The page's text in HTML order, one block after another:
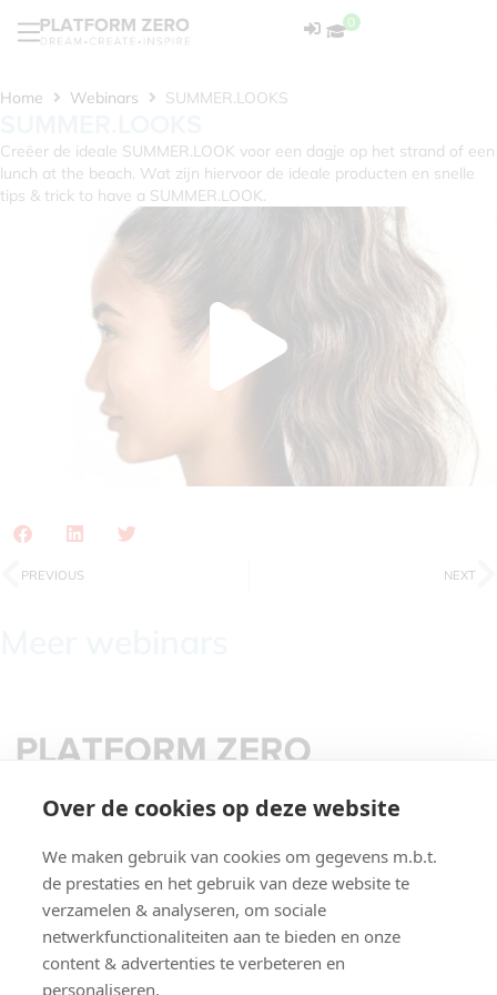
Over de cookies op deze website
We maken gebruik van cookies om gegevens m.b.t.
de prestaties en het gebruik van deze website te
verzamelen & analyseren, om sociale
netwerkfunctionaliteiten aan te bieden en onze
content & advertenties te verbeteren en
personaliseren.
0
Home Webinars SUMMER.LOOKS
Creëer de ideale SUMMER.LOOK voor een dagje op het strand of een
lunch at the beach. Wat zijn hiervoor de ideale producten en snelle
tips & trick to have a SUMMER.LOOK.
PREVIOUS NEXT
CONTACT US
PLATFORM ZERO
BUILDING.BLOCKS B.V.
PAREINPARK 27
9120 BEVEREN
+32 3 25 25 502
CONTACT